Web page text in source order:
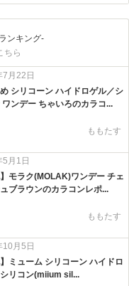
ンキング-
ちら
月22日
シリコーン ハイドロゲル／シ
ワンデー ちゃいろのカラコ...
ももたす
月1日
】モラク(MOLAK)ワンデー チェ
ブラウンのカラコンレポ...
ももたす
月5日
】ミューム シリコーン ハイドロ
リコン(miium sil...